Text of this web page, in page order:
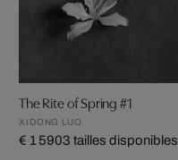
The Rite of Spring #1
XIDONG LUO
€ 1 5903 tailles disponibles